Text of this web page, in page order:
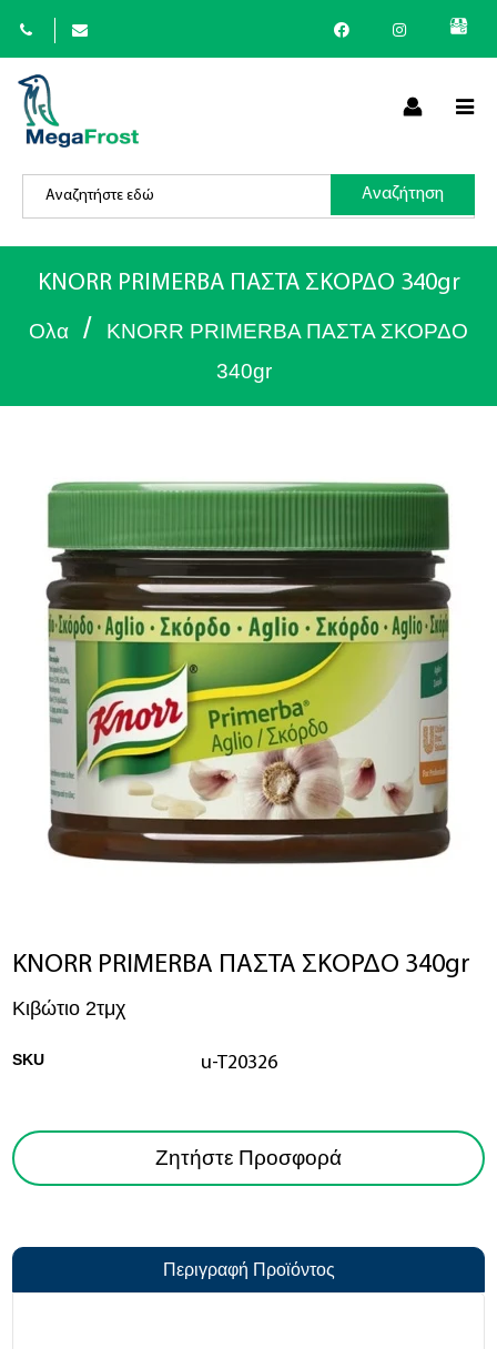
×
Αναζήτηση
KNORR PRIMERBA ΠΑΣΤΑ ΣΚΟΡΔΟ 340gr
Ολα /
KNORR PRIMERBA ΠΑΣΤΑ ΣΚΟΡΔΟ
340gr
KNORR PRIMERBA ΠΑΣΤΑ ΣΚΟΡΔΟ 340gr
Κιβώτιο 2τμχ
SKU u-T20326
Ζητήστε Προσφορά
Περιγραφή Προϊόντος
(+30)
*Όλα τα παραπάνω πεδία είναι
υποχρεωτικά
Αποδέχομαι τουςόρους χρήσης
Αποστολή